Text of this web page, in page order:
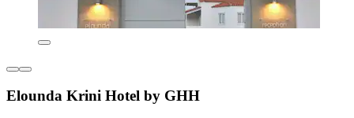
Elounda Krini Hotel by GHH